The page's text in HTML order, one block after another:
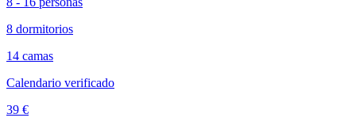
8 dormitorios
14 camas
Calendario verificado
39 €